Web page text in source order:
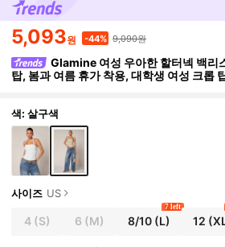
5,093원 -44% 9,090원
Glamine 여성 우아한 할터넥 백리
탑, 봄과 여름 휴가 착용, 대학생 여성 크롭
색: 살구색
사이즈 US
4 (S) 6 (M) 8/10(L)
7 left
12